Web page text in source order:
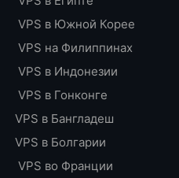
VPS в Южной Корее
VPS на Филиппинах
VPS в Индонезии
VPS в Гонконге
VPS в Бангладеш
VPS в Болгарии
VPS во Франции